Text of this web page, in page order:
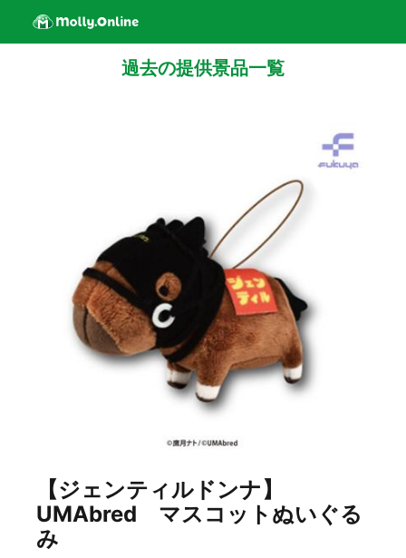
過去の提供景品一覧
【ジェンティルドンナ】
UMAbred マスコットぬいぐる
み